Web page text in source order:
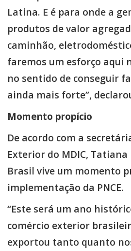
Latina. E é para onde a
produtos de valor
caminhão,
faremos um esforço aqui
no sentido de conseguir
ainda mais forte”,
Momento propício
De acordo com a
Exterior do MDIC, Tatiana
Brasil vive um momento
implementação da PNCE.
“Este será um ano
comércio exterior
exportou tanto quanto